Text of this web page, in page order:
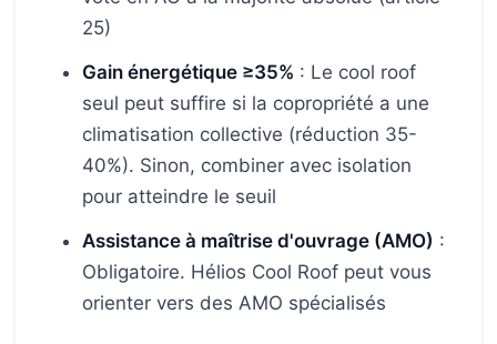
25)
Gain énergétique ≥35% : Le cool roof
seul peut suffire si la copropriété a une
climatisation collective (réduction 35-
40%). Sinon, combiner avec isolation
pour atteindre le seuil
Assistance à maîtrise d'ouvrage (AMO) :
Obligatoire. Hélios Cool Roof peut vous
orienter vers des AMO spécialisés